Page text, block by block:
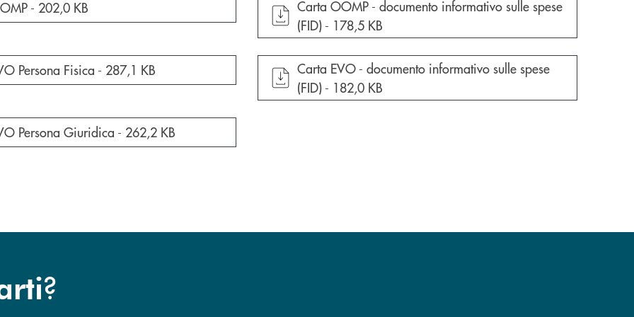
in una nuova finestra
- 202,0 KB apre documento in una nuova finestra
Carta OOMP - documento informativo sulle spese
(FID) - 178,5 KB
in una nuova finestra
Persona Fisica - 287,1 KB apre documento in una nuova finestra
Carta EVO - documento informativo sulle spese
(FID) - 182,0 KB
in una nuova finestra
Persona Giuridica - 262,2 KB
?